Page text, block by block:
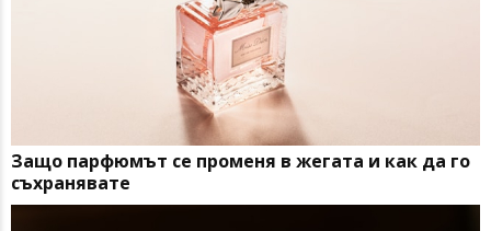
Защо парфюмът се променя в жегата и как да го
съхранявате